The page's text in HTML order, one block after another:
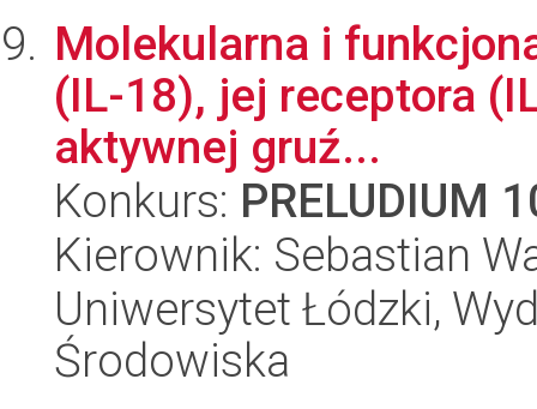
Molekularna i
(IL-18), jej receptora
aktywnej gruź...
Konkurs: PRELUDIUM
Kierownik: Sebastian
Uniwersytet Łódzki,
Środowiska